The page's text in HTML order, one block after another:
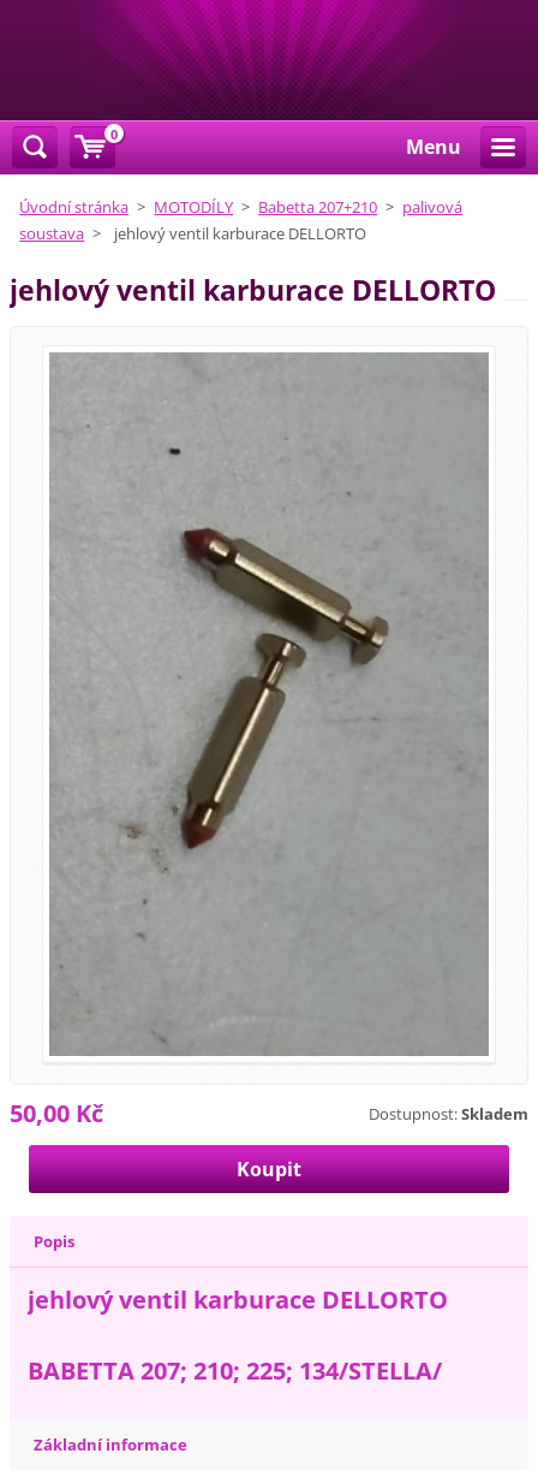
Menu
Úvodní stránka > MOTODÍLY > Babetta 207+210 > palivová
soustava > jehlový ventil karburace DELLORTO
jehlový ventil karburace DELLORTO
Dostupnost:Skladem
50,00 Kč
Popis
jehlový ventil karburace DELLORTO
BABETTA 207; 210; 225; 134/STELLA/
Základní informace
0